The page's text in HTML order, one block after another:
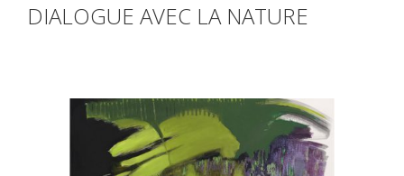
DIALOGUE AVEC LA NATURE